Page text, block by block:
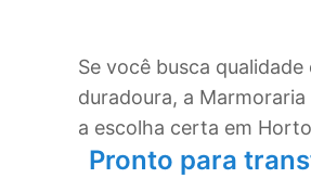
Se você busca qualidade
duradoura, a Marmoraria
a escolha certa em
Pronto para